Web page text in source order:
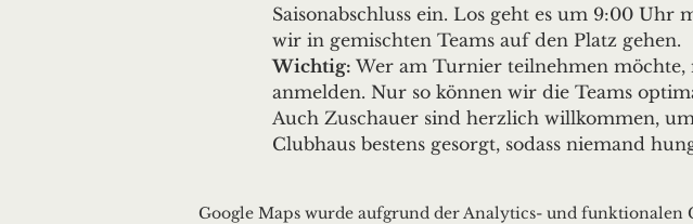
Saisonabschluss ein. Los geht es um 9:00
wir in gemischten Teams auf den Platz gehen.
Wichtig: Wer am Turnier teilnehmen
anmelden. Nur so können wir die Teams
Auch Zuschauer sind herzlich willkommen,
Clubhaus bestens gesorgt, sodass niemand
Google Maps wurde aufgrund der Analytics- und